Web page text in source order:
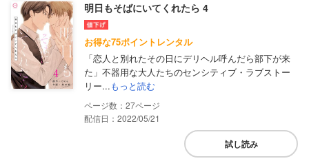
明日もそばにいてくれたら 4
お得な75ポイントレンタル
「恋人と別れたその日にデリヘル呼んだら部下が来
た」不器用な大人たちのセンシティブ・ラブストー
リー...もっと読む
27
配信日：2022/05/21
試し読み